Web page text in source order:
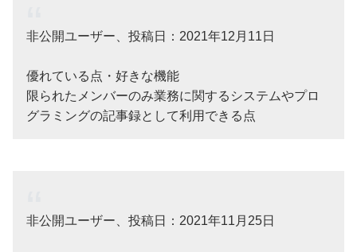
非公開ユーザー、投稿日：2021年12月11日
優れている点・好きな機能
限られたメンバーのみ業務に関するシステムやプロ
グラミングの記事録として利用できる点
非公開ユーザー、投稿日：2021年11月25日